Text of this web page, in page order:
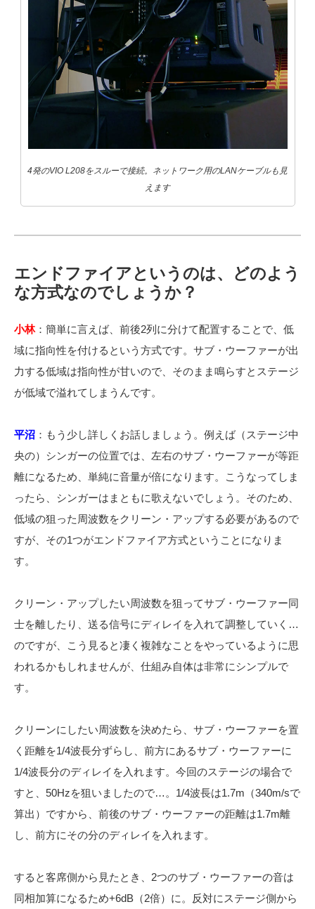
4発のVIO L208をスルーで接続。ネットワーク用のLANケーブルも見
えます
エンドファイアというのは、どのよう
な方式なのでしょうか？
小林：簡単に言えば、前後2列に分けて配置することで、低
域に指向性を付けるという方式です。サブ・ウーファーが出
力する低域は指向性が甘いので、そのまま鳴らすとステージ
が低域で溢れてしまうんです。
平沼 ：もう少し詳しくお話しましょう。例えば（ステージ中
央の）シンガーの位置では、左右のサブ・ウーファーが等距
離になるため、単純に音量が倍になります。こうなってしま
ったら、シンガーはまともに歌えないでしょう。そのため、
低域の狙った周波数をクリーン・アップする必要があるので
すが、その1つがエンドファイア方式ということになりま
す。
クリーン・アップしたい周波数を狙ってサブ・ウーファー同
士を離したり、送る信号にディレイを入れて調整していく…
のですが、こう見ると凄く複雑なことをやっているように思
われるかもしれませんが、 仕組み自体は非常にシンプルで
す。
クリーンにしたい周波数を決めたら、サブ・ウーファーを置
く距離を1/4波長分ずらし、前方にあるサブ・ウーファーに
1/4波長分のディレイを入れます。 今回のステージの場合で
すと、50Hzを狙いましたので…。1/4波長は1.7m（340m/sで
算出）ですから、前後のサブ・ウーファーの距離は1.7m離
し、前方にその分のディレイを入れます。
すると客席側から見たとき、2つのサブ・ウーファーの音は
同相加算になるため+6dB（2倍）に。反対にステージ側から